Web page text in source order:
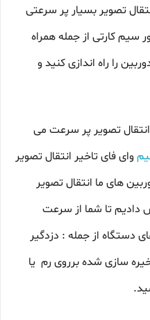
تصویر بسیار پر سرعتی
سیم کارتی از جمله همراه
را راه اندازی کنید و
تصویر پر سرعت می
وای فای تاخیر انتقال تصویر
دوربین های ما انتقال تصویر
ثانیه کاهش دادیم تا شما از سرعت
دستگاه از جمله : دزدگیر
سازی شده برروی رم یا